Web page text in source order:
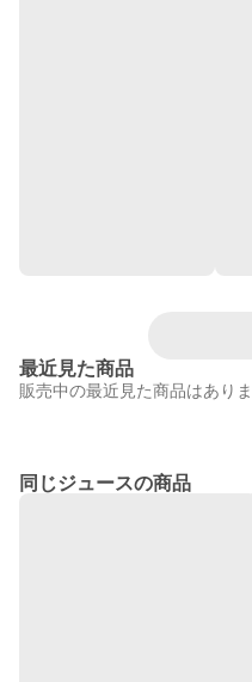
最近見た商品
販売中の最近見た商品はありま
同じジュースの商品